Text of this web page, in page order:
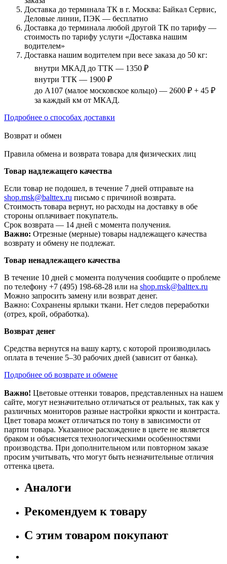
Доставка до терминала ТК в г. Москва: Байкал Сервис,
Деловые линии, ПЭК — бесплатно
Доставка до терминала любой другой ТК по тарифу —
стоимость по тарифу услуги «Доставка нашим
водителем»
Доставка нашим водителем при весе заказа до 50 кг:
внутри МКАД до ТТК — 1350 ₽
внутри ТТК — 1900 ₽
до А107 (малое московское кольцо) — 2600 ₽ + 45 ₽
за каждый км от МКАД.
Подробнее о способах доставки
Возврат и обмен
Правила обмена и возврата товара для физических лиц
Товар надлежащего качества
Если товар не подошел, в течение 7 дней отправьте на
shop.msk@balttex.ru письмо с причиной возврата.
Стоимость товара вернут, но расходы на доставку в обе
стороны оплачивает покупатель.
Срок возврата — 14 дней с момента получения.
Важно: Отрезные (мерные) товары надлежащего качества
возврату и обмену не подлежат.
Товар ненадлежащего качества
В течение 10 дней с момента получения сообщите о проблеме
по телефону +7 (495) 198-68-28 или на shop.msk@balttex.ru
Можно запросить замену или возврат денег.
Важно: Сохранены ярлыки ткани. Нет следов переработки
(отрез, крой, обработка).
Возврат денег
Средства вернутся на вашу карту, с которой производилась
оплата в течение 5–30 рабочих дней (зависит от банка).
Подробнее об возврате и обмене
Важно! Цветовые оттенки товаров, представленных на нашем
сайте, могут незначительно отличаться от реальных, так как у
различных мониторов разные настройки яркости и контраста.
Цвет товара может отличаться по тону в зависимости от
партии товара. Указанное расхождение в цвете не является
браком и объясняется технологическими особенностями
производства. При дополнительном или повторном заказе
просим учитывать, что могут быть незначительные отличия
оттенка цвета.
Аналоги
Рекомендуем к товару
С этим товаром покупают